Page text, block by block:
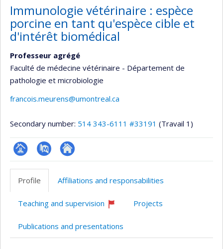
Immunologie vétérinaire : espèce
porcine en tant qu'espèce cible et
d'intérêt biomédical
Professeur agrégé
Faculté de médecine vétérinaire - Département de
pathologie et microbiologie
francois.meurens@umontreal.ca
Secondary number: 514 343-6111 #33191 (Travail 1)
Page
professionnelle
PubMedAutre
site
Profile Affiliations and responsabilities
Teaching and supervision
recruiting
Projects
Publications and presentations